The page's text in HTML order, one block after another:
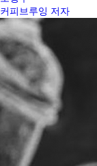
커피브루잉 저자